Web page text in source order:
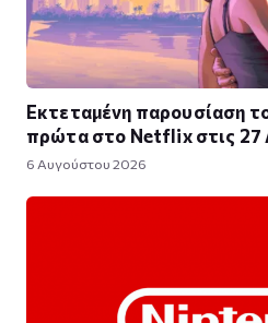
Εκτεταμένη παρουσίαση
πρώτα στο Netflix στις 27
6 Αυγούστου 2026